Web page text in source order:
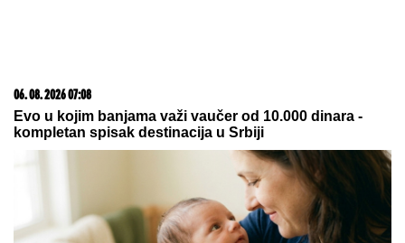
Na današnji dan, 8. avgust